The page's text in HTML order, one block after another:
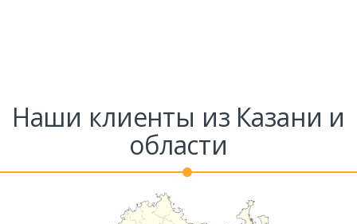
Наши клиенты из Казани и
области